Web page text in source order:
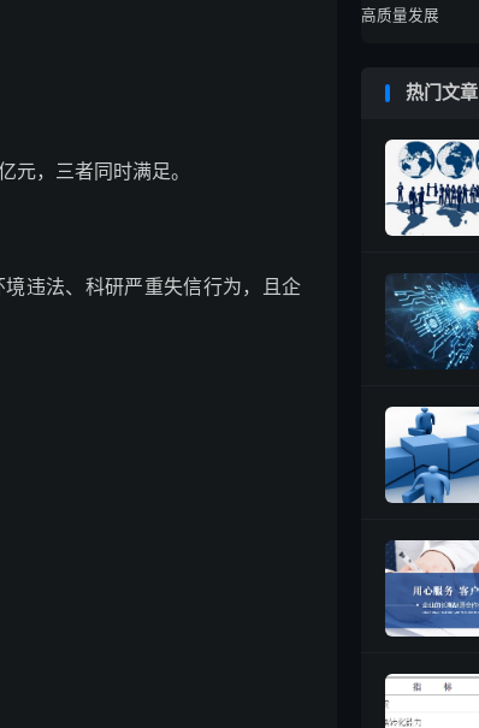
，三者同时满足。
违法、科研严重失信行为，且企
高质量发展
热门文章